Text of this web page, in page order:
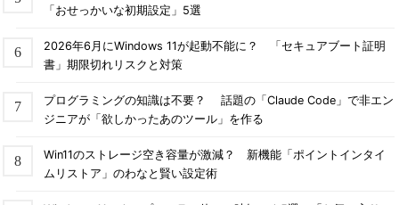
「おせっかいな初期設定」5選
2026年6月にWindows 11が起動不能に？ 「セキュアブート証明
書」期限切れリスクと対策
プログラミングの知識は不要？ 話題の「Claude Code」で非エン
ジニアが「欲しかったあのツール」を作る
Win11のストレージ空き容量が激減？ 新機能「ポイントインタイ
ムリストア」のわなと賢い設定術